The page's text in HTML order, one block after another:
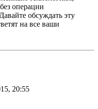
операции
обсуждать эту
на все ваши
20:55